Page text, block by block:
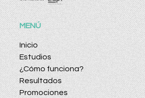
MENÚ
Inicio
Estudios
¿Cómo funciona?
Resultados
Promociones